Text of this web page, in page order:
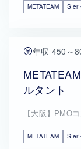
METATEAM SIer
年収 450～
ルタント
【大阪】PMO
METATEAM SIer